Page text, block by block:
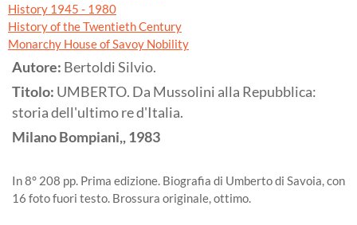
History 1945 - 1980
History of the Twentieth Century
Monarchy House of Savoy Nobility
Autore: Bertoldi Silvio.
Titolo: UMBERTO. Da Mussolini alla Repubblica:
storia dell'ultimo re d'Italia.
MilanoBompiani,,1983
In 8° 208 pp. Prima edizione. Biografia di Umberto di Savoia, con
16 foto fuori testo. Brossura originale, ottimo.